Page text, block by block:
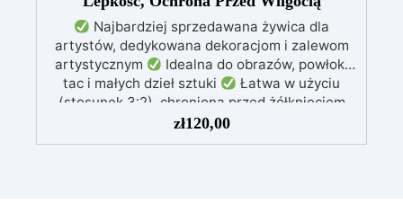
Najbardziej sprzedawana żywica dla
artystów, dedykowana dekoracjom i zalewom
artystycznym
Idealna do obrazów, powłok,
tac i małych dzieł sztuki
Łatwa w użyciu
(stosunek 3:2), chroniona przed żółknięciem
dzięki specjalnym filtrom UV
nie kapie, utrzymując precyzyjne i czyste wzory
zł120,00